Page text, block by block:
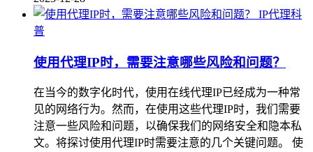
IP代理科
普
使用代理IP时，需要注意哪些风险和问题？
在当今的数字化时代，使用在线代理IP已经成为一种常
见的网络行为。然而，在使用这些代理IP时，我们需要
注意一些风险和问题，以确保我们的网络安全和隐本私
文。将探讨使用代理IP时需要注意的几个关键问题。 使